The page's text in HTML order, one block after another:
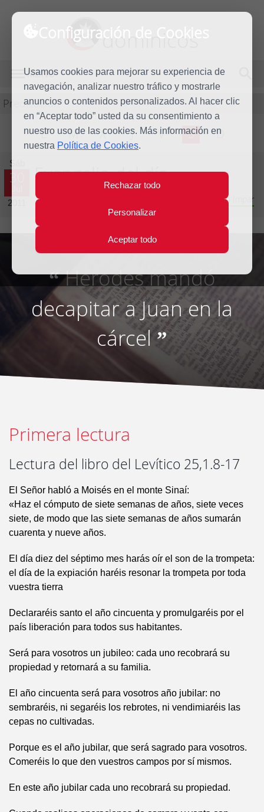
Configuración de Cookies
Usamos cookies para mejorar su experiencia de
navegación, analizar nuestro tráfico y mostrarle
anuncios o contenidos personalizados. Al hacer clic
en “Aceptar todo” usted da su consentimiento a
nuestro uso de las cookies. Más información en
nuestra Política de Cookies.
Rechazar todo
Personalizar
Aceptar todo
dominicos
MENÚ
Predicación
L M X J V S D
Sáb
30
2011
Evangelio del día
Decimoséptima semana del Tiempo Ordinario - Año Impar
“Herodes mandó
decapitar a Juan en la
cárcel ”
Primera lectura
Lectura del libro del Levítico 25,1.8-17
El Señor habló a Moisés en el monte Sinaí:
«Haz el cómputo de siete semanas de años, siete veces
siete, de modo que las siete semanas de años sumarán
cuarenta y nueve años.
El día diez del séptimo mes harás oír el son de la trompeta:
el día de la expiación haréis resonar la trompeta por toda
vuestra tierra
Declararéis santo el año cincuenta y promulgaréis por el
país liberación para todos sus habitantes.
Será para vosotros un jubileo: cada uno recobrará su
propiedad y retornará a su familia.
El año cincuenta será para vosotros año jubilar: no
sembraréis, ni segaréis los rebrotes, ni vendimiaréis las
cepas no cultivadas.
Porque es el año jubilar, que será sagrado para vosotros.
Comeréis lo que den vuestros campos por sí mismos.
En este año jubilar cada uno recobrará su propiedad.